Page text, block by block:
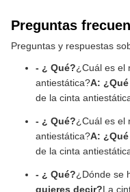
Preguntas
Preguntas y respuestas
- ¿ Qué?¿Cuál es el
antiestática?A:
de la cinta
- ¿ Qué?¿Cuál es el
antiestática?A:
de la cinta
- ¿ Qué?¿Dónde se
quieres decir?La